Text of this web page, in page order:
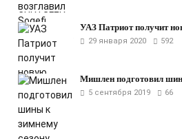
УАЗ Патриот получит
29 января 2020 592
Мишлен подготовил
5 сентября 2019 66